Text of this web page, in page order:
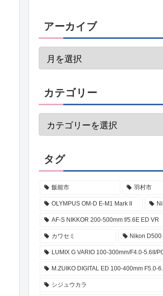
アーカイブ
カテゴリー
タグ
飯能市 羽村市
OLYMPUS OM-D E-M1 Mark II
AF-S NIKKOR 200-500mm f/5.6E ED VR
カワセミ Nikon D500
LUMIX G VARIO 100-300mm/F4.0-5.6II/
M.ZUIKO DIGITAL ED 100-400mm F5.0-
シジュウカラ